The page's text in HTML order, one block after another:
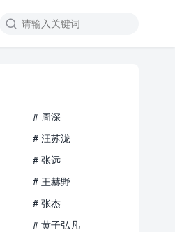

# 周深
# 汪苏泷
# 张远
# 王赫野
# 张杰
# 黄子弘凡